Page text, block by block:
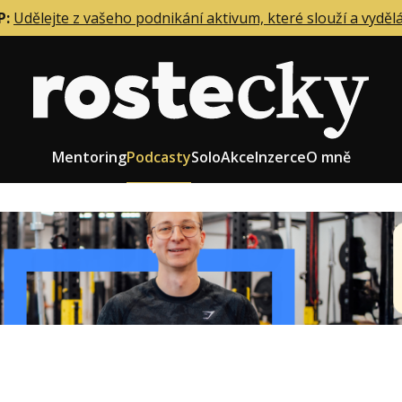
Udělejte z vašeho podnikání aktivum, které slouží a
MentoringPodcastySoloAkceInzerceO mně
firmy
zaměstnanců
Role zakladatele/CEO
Růst firmy